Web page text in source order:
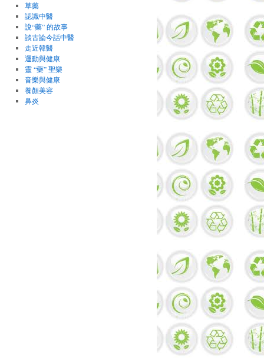
草藥
認識中醫
說“藥” 的故事
談古論今話中醫
走近韓醫
運動與健康
靈 “藥” 聖樂
音樂與健康
養顏美容
鼻炎